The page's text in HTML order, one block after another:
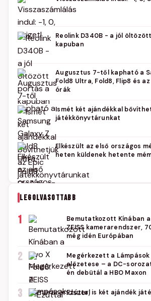
Reolink D340B - a jól
kapuban
Augusztus 7-től kapható a
Fold8 Ultra, Fold8, Flip8 és
órák
Ismét két ajándékkal
játékkönyvtárunkat
Elkészült az első országos
heten küldenek hetente
LEGOLVASOTTABB
1
Bemutatkozott Kínában a
ZEISS kamerarendszer,
még idén Európában
2
Megérkezett a
előzetese – a DC-
én debütál a HBO Maxon
3 Ezúttal is két ajándék